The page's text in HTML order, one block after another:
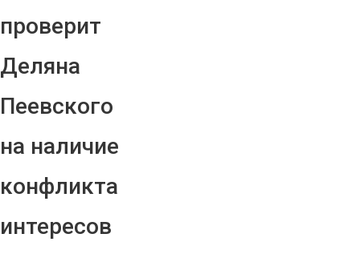
проверит
Деляна
Пеевского
на наличие
конфликта
интересов